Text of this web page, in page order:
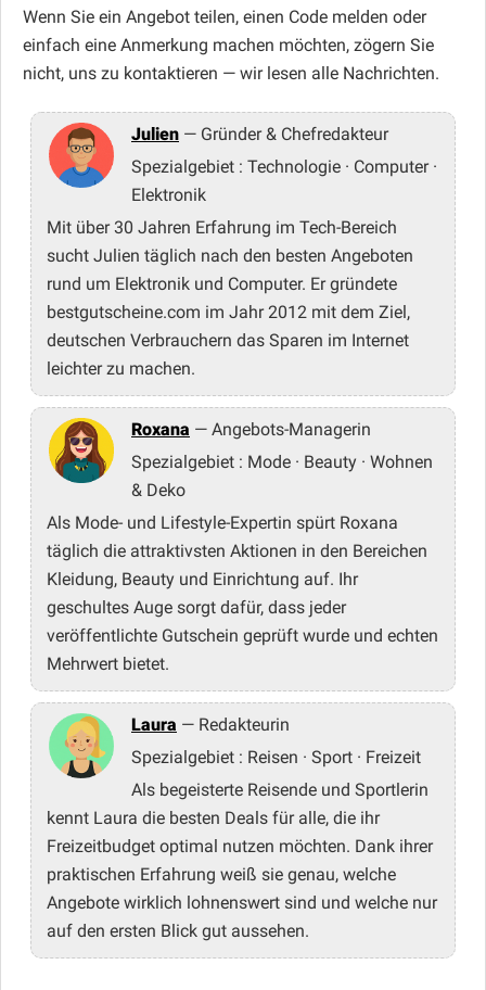
Wenn Sie ein Angebot teilen, einen Code melden oder
einfach eine Anmerkung machen möchten, zögern Sie
nicht, uns zu kontaktieren — wir lesen alle Nachrichten.
Julien — Gründer & Chefredakteur
Spezialgebiet : Technologie · Computer ·
Elektronik
Mit über 30 Jahren Erfahrung im Tech-Bereich
sucht Julien täglich nach den besten Angeboten
rund um Elektronik und Computer. Er gründete
bestgutscheine.com im Jahr 2012 mit dem Ziel,
deutschen Verbrauchern das Sparen im Internet
leichter zu machen.
Roxana — Angebots-Managerin
Spezialgebiet : Mode · Beauty · Wohnen
& Deko
Als Mode- und Lifestyle-Expertin spürt Roxana
täglich die attraktivsten Aktionen in den Bereichen
Kleidung, Beauty und Einrichtung auf. Ihr
geschultes Auge sorgt dafür, dass jeder
veröffentlichte Gutschein geprüft wurde und echten
Mehrwert bietet.
Laura — Redakteurin
Spezialgebiet : Reisen · Sport · Freizeit
Als begeisterte Reisende und Sportlerin
kennt Laura die besten Deals für alle, die ihr
Freizeitbudget optimal nutzen möchten. Dank ihrer
praktischen Erfahrung weiß sie genau, welche
Angebote wirklich lohnenswert sind und welche nur
auf den ersten Blick gut aussehen.